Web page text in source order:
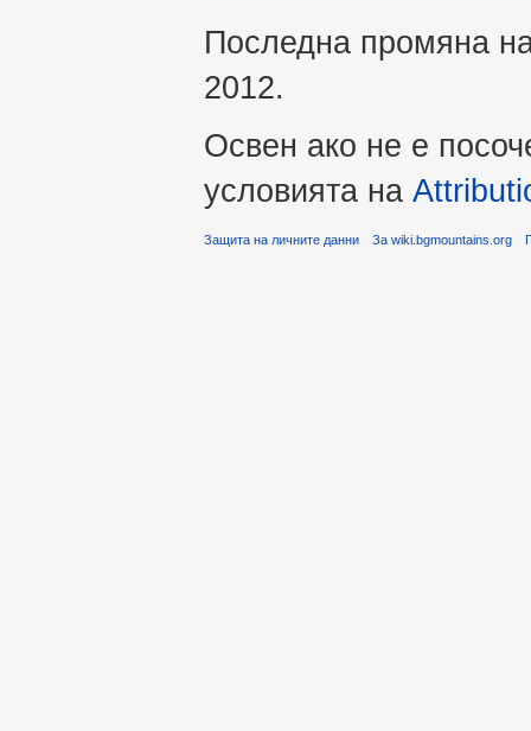
Последна промяна
2012.
Освен ако не е
условията на
Защита на личните данни За wiki.bgmountains.org